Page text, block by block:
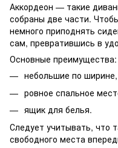
Аккордеон — такие
собраны две части.
немного приподнять
сам, превратившись в
Основные преимущества:
небольшие по
ровное спальное
ящик для белья.
Следует учитывать, что
свободного места